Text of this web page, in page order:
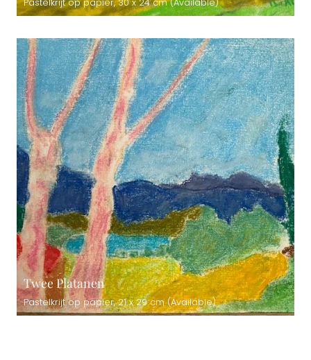
Pastelkrijt op papier, 30 x 24 cm (Available)
Twee Platanen
Pastelkrijt op papier, 21 x 29 cm (Available)